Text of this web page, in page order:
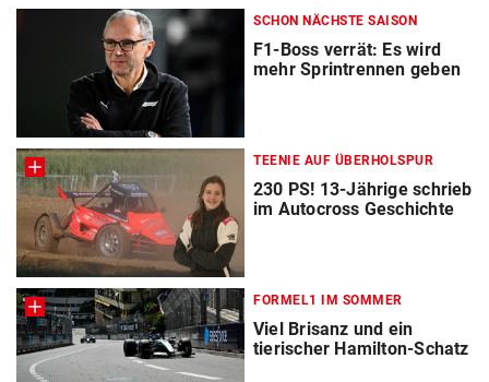
SCHON NÄCHSTE SAISON
F1-Boss verrät: Es wird
mehr Sprintrennen geben
TEENIE AUF ÜBERHOLSPUR
230 PS! 13-Jährige schrieb
im Autocross Geschichte
FORMEL1 IM SOMMER
Viel Brisanz und ein
tierischer Hamilton-Schatz